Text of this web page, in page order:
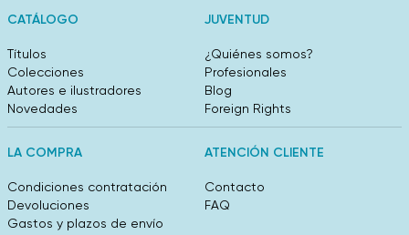
CATÁLOGO
Títulos
Colecciones
Autores e ilustradores
Novedades
JUVENTUD
¿Quiénes somos?
Profesionales
Blog
Foreign Rights
LA COMPRA
Condiciones contratación
Devoluciones
Gastos y plazos de envío
ATENCIÓN CLIENTE
Contacto
FAQ